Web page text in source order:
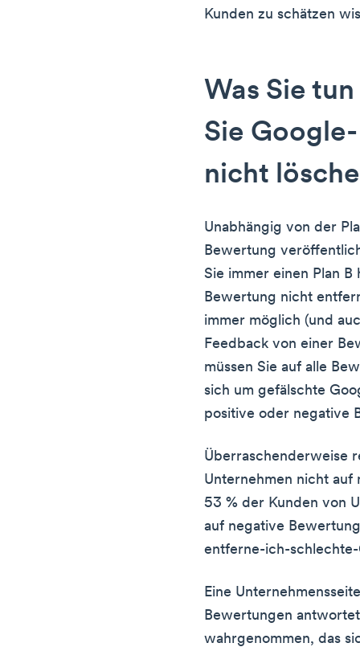
Kunden zu schätzen
Was Sie
Sie
nicht
Unabhängig von der
Bewertung
Sie immer einen Plan
Bewertung nicht
immer möglich (und
Feedback von einer
müssen Sie auf alle
sich um gefälschte
positive oder negative
Überraschenderweise
Unternehmen nicht
53 % der Kunden von
auf negative
entferne-ich-
Eine
Bewertungen
wahrgenommen, das